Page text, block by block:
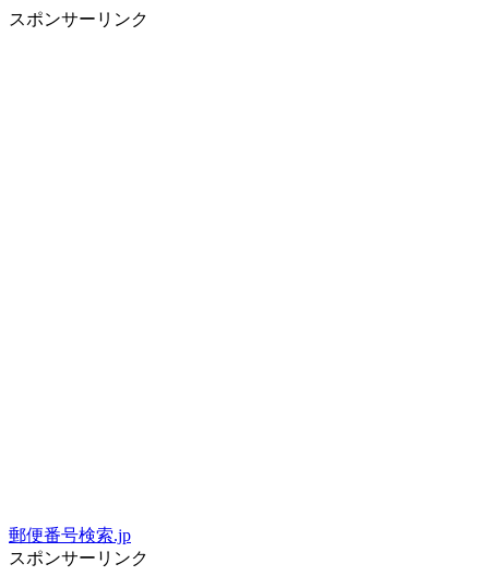
スポンサーリンク
郵便番号検索.jp
スポンサーリンク